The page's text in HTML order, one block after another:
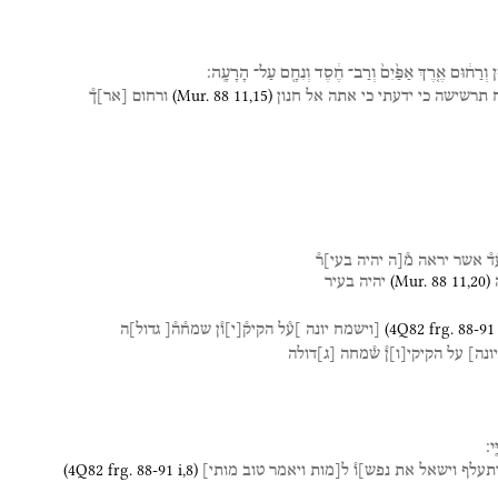
וְרַח֔וּם אֶ֤רֶךְ אַפַּ֙יִם֙ וְרַב־ חֶ֔סֶד וְנִחָ֖ם עַל־ הָרָעָֽה׃
תרשישה כי ידעתי כי אתה אל חנון (Mur. 88 11,15) ורחום אר ך֯
אשר יראה מ֯[ה יהיה בעי]ר֯
(Mur. 88 11,20) יהיה בעיר
(4Q82 frg. 88- [וישמח יונה ]ע֯ל הקיק֯ י ו֯ן שמח֯ה֯[
גדול]ה
יונה
על הקיקי ו ן֯ ש֯מחה ג דולה
וישאל את נפש]ו֯ ל[מות ויאמר טוב מותי] (4Q82 frg. 88-91 i,8)